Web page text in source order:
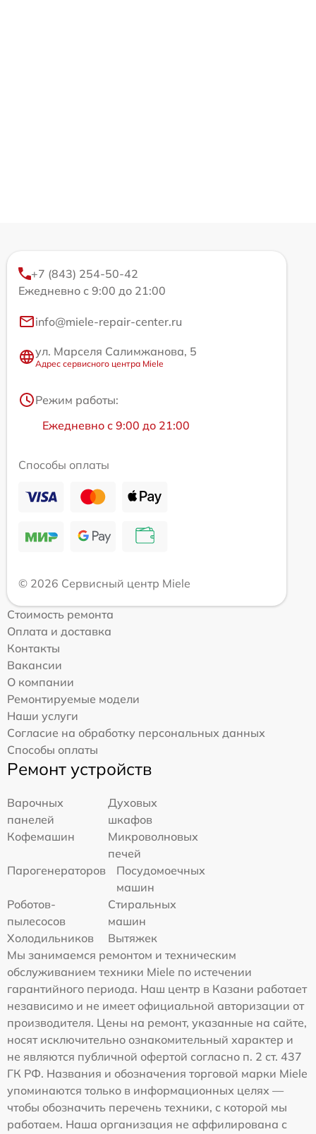
+7 (843) 254-50-42
Ежедневно с 9:00 до 21:00
info@miele-repair-center.ru
ул. Марселя Салимжанова, 5
Адрес сервисного центра Miele
Режим работы:
Ежедневно с 9:00 до 21:00
Способы оплаты
© 2026 Сервисный центр Miele
Стоимость ремонта
Оплата и доставка
Контакты
Вакансии
О компании
Ремонтируемые модели
Наши услуги
Согласие на обработку персональных данных
Способы оплаты
Ремонт устройств
Варочных
панелей
Духовых
шкафов
Кофемашин
Микроволновых
печей
Парогенераторов
Посудомоечных
машин
Роботов-
пылесосов
Стиральных
машин
Холодильников
Вытяжек
Мы занимаемся ремонтом и техническим
обслуживанием техники Miele по истечении
гарантийного периода. Наш центр в Казани работает
независимо и не имеет официальной авторизации от
производителя. Цены на ремонт, указанные на сайте,
носят исключительно ознакомительный характер и
не являются публичной офертой согласно п. 2 ст. 437
ГК РФ. Названия и обозначения торговой марки Miele
упоминаются только в информационных целях —
чтобы обозначить перечень техники, с которой мы
работаем. Наша организация не аффилирована с